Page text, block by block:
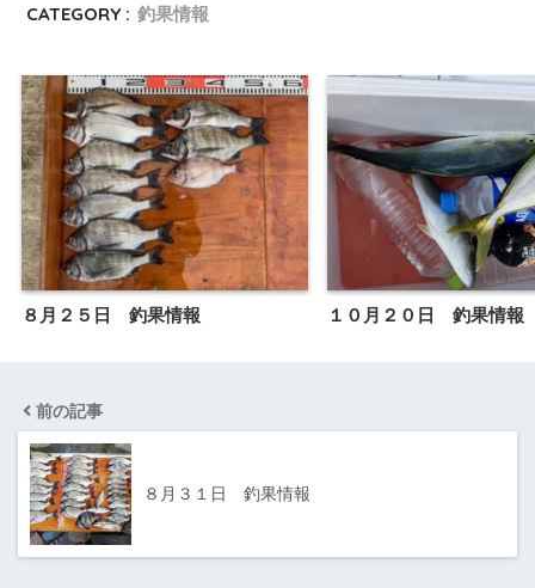
CATEGORY : 釣果情報
８月２５日 釣果情報 １０月２０日 釣果情報
前の記事
８月３１日 釣果情報